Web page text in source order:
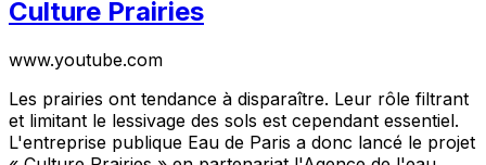
Culture Prairies
www.youtube.com
Les prairies ont tendance à disparaître. Leur rôle filtrant
et limitant le lessivage des sols est cependant essentiel.
L'entreprise publique Eau de Paris a donc lancé le projet